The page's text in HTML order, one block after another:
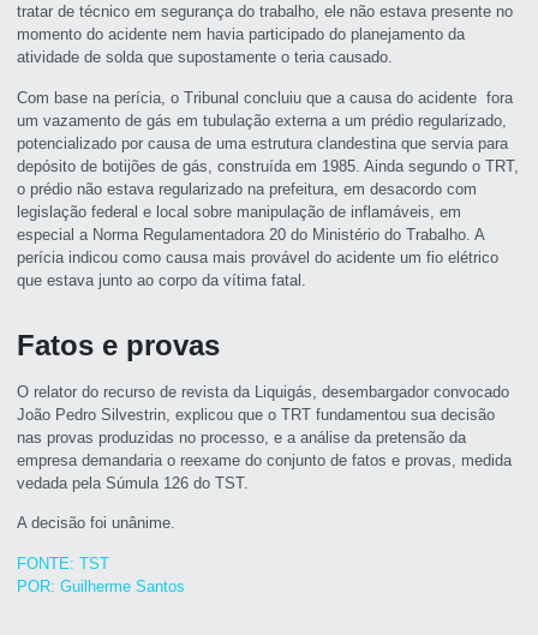
tratar de técnico em segurança do trabalho, ele não estava presente no
momento do acidente nem havia participado do planejamento da
atividade de solda que supostamente o teria causado.
Com base na perícia, o Tribunal concluiu que a causa do acidente fora
um vazamento de gás em tubulação externa a um prédio regularizado,
potencializado por causa de uma estrutura clandestina que servia para
depósito de botijões de gás, construída em 1985. Ainda segundo o TRT,
o prédio não estava regularizado na prefeitura, em desacordo com
legislação federal e local sobre manipulação de inflamáveis, em
especial a Norma Regulamentadora 20 do Ministério do Trabalho. A
perícia indicou como causa mais provável do acidente um fio elétrico
que estava junto ao corpo da vítima fatal.
Fatos e provas
O relator do recurso de revista da Liquigás, desembargador convocado
João Pedro Silvestrin, explicou que o TRT fundamentou sua decisão
nas provas produzidas no processo, e a análise da pretensão da
empresa demandaria o reexame do conjunto de fatos e provas, medida
vedada pela Súmula 126 do TST.
A decisão foi unânime.
FONTE: TST
POR: Guilherme Santos